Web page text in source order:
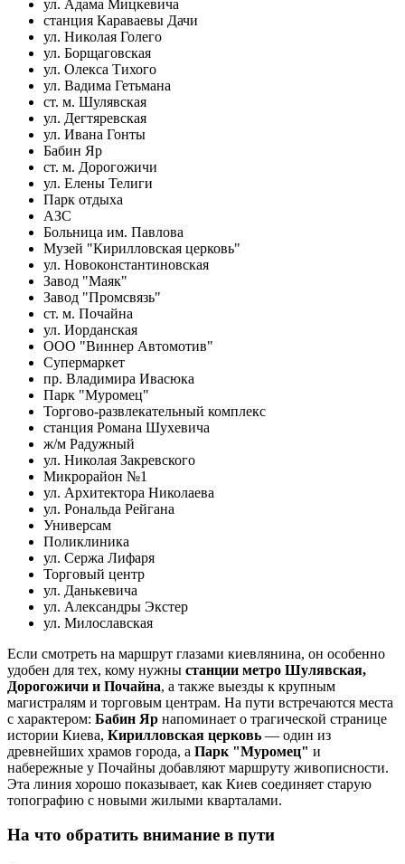
ул. Адама Мицкевича
станция Караваевы Дачи
ул. Николая Голего
ул. Борщаговская
ул. Олекса Тихого
ул. Вадима Гетьмана
ст. м. Шулявская
ул. Дегтяревская
ул. Ивана Гонты
Бабин Яр
ст. м. Дорогожичи
ул. Елены Телиги
Парк отдыха
АЗС
Больница им. Павлова
Музей "Кирилловская церковь"
ул. Новоконстантиновская
Завод "Маяк"
Завод "Промсвязь"
ст. м. Почайна
ул. Иорданская
ООО "Виннер Автомотив"
Супермаркет
пр. Владимира Ивасюка
Парк "Муромец"
Торгово-развлекательный комплекс
станция Романа Шухевича
ж/м Радужный
ул. Николая Закревского
Микрорайон №1
ул. Архитектора Николаева
ул. Рональда Рейгана
Универсам
Поликлиника
ул. Сержа Лифаря
Торговый центр
ул. Данькевича
ул. Александры Экстер
ул. Милославская
Если смотреть на маршрут глазами киевлянина, он особенно
удобен для тех, кому нужны станции метро Шулявская,
Дорогожичи и Почайна, а также выезды к крупным
магистралям и торговым центрам. На пути встречаются места
с характером: Бабин Яр напоминает о трагической странице
истории Киева, Кирилловская церковь — один из
древнейших храмов города, а Парк "Муромец" и
набережные у Почайны добавляют маршруту живописности.
Эта линия хорошо показывает, как Киев соединяет старую
топографию с новыми жилыми кварталами.
На что обратить внимание в пути